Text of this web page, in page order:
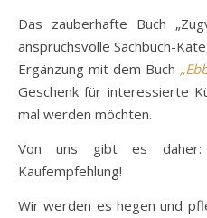
Das zauberhafte Buch
anspruchsvolle Sachbuch-
Ergänzung mit dem Buch
Geschenk für interessierte
mal werden möchten.
Von uns gibt es
Kaufempfehlung!
Wir werden es hegen und